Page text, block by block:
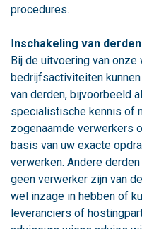
procedures.
Inschakeling van derden
Bij de uitvoering van onze
bedrijfsactiviteiten
van derden, bijvoorbeeld
specialistische kennis of
zogenaamde verwerkers
basis van uw exacte
verwerken. Andere
geen verwerker zijn van
wel inzage in hebben of
leveranciers of